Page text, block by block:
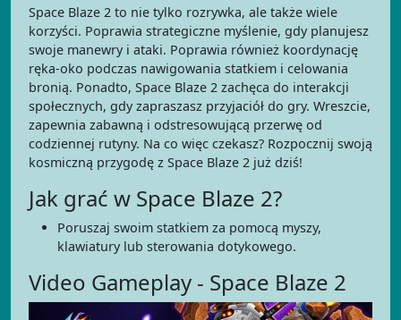
Space Blaze 2 to nie tylko rozrywka, ale także wiele
korzyści. Poprawia strategiczne myślenie, gdy planujesz
swoje manewry i ataki. Poprawia również koordynację
ręka-oko podczas nawigowania statkiem i celowania
bronią. Ponadto, Space Blaze 2 zachęca do interakcji
społecznych, gdy zapraszasz przyjaciół do gry. Wreszcie,
zapewnia zabawną i odstresowującą przerwę od
codziennej rutyny. Na co więc czekasz? Rozpocznij swoją
kosmiczną przygodę z Space Blaze 2 już dziś!
Jak grać w Space Blaze 2?
Poruszaj swoim statkiem za pomocą myszy,
klawiatury lub sterowania dotykowego.
Video Gameplay - Space Blaze 2